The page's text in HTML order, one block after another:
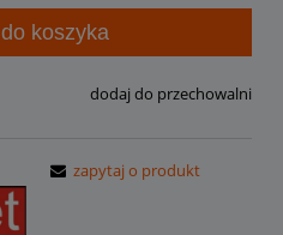
do koszyka
dodaj do przechowalni
zapytaj o produkt